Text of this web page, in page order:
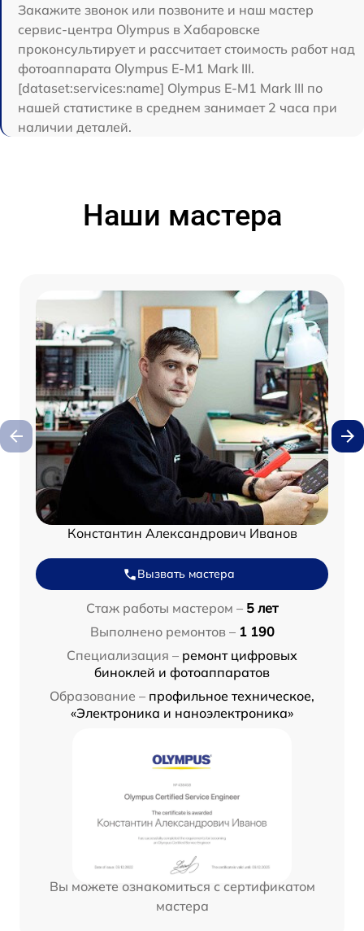
Закажите звонок или позвоните и наш мастер
сервис-центра Olympus в Хабаровске
проконсультирует и рассчитает стоимость работ над
фотоаппарата Olympus E‑M1 Mark III.
[dataset:services:name] Olympus E‑M1 Mark III по
нашей статистике в среднем занимает 2 часа при
наличии деталей.
Наши мастера
Константин Александрович Иванов
Вызвать мастера
Стаж работы мастером – 5 лет
Выполнено ремонтов – 1 190
Специализация – ремонт цифровых
биноклей и фотоаппаратов
Образование – профильное техническое,
«Электроника и наноэлектроника»
Вы можете ознакомиться с сертификатом
мастера